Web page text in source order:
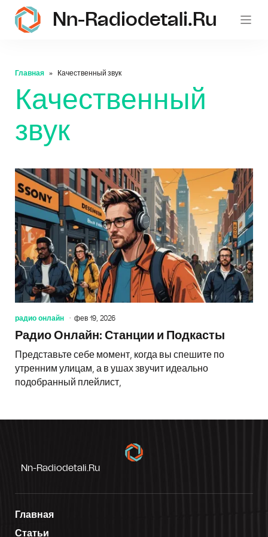
Nn-Radiodetali.ru
Главная Качественный звук
Качественный
звук
радио онлайн фев 19, 2026
Радио Онлайн: Станции и Подкасты
Представьте себе момент, когда вы спешите по
утренним улицам, а в ушах звучит идеально
подобранный плейлист,
Nn-Radiodetali.ru
Главная
Статьи